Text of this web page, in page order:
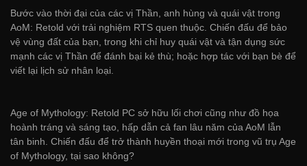
Bước vào thời đại của các vị Thần, anh hùng và quái vật trong
AoM: Retold với trải nghiệm RTS quen thuộc. Chiến đấu để bảo
vệ vùng đất của bạn, trong khi chỉ huy quái vật và tận dụng sức
mạnh các vị Thần để đánh bại kẻ thù; hoặc hợp tác với bạn bè để
viết lại lịch sử nhân loại.
Age of Mythology: Retold PC sở hữu lối chơi cũng như đồ họa
hoành tráng và sáng tạo, hấp dẫn cả fan lâu năm của AoM lẫn
tân binh. Chiến đấu để trở thành huyền thoại mới trong vũ trụ Age
of Mythology, tại sao không?